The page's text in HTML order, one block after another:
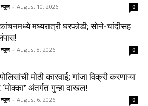
- August 10, 2026 0
मध्यरात्री घरफोडी; सोने-चांदीसह
- August 8, 2026 0
मोठी कारवाई; गांजा विक्री करणाऱ्या
‘मोक्का’ अंतर्गत गुन्हा दाखल!
- August 6, 2026 0